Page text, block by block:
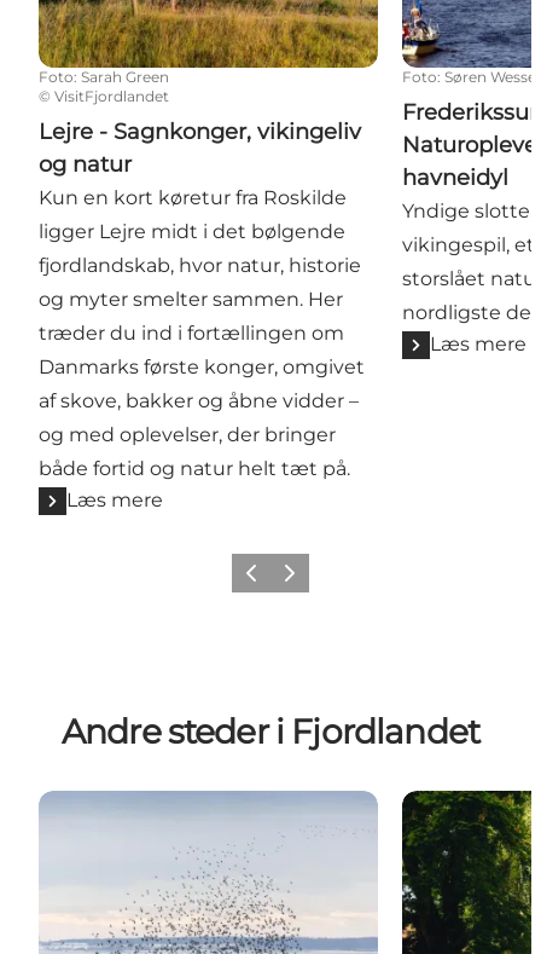
Foto: Sarah Green
© VisitFjordlandet
Lejre - Sagnkonger, vikingeliv
og natur
Kun en kort køretur fra Roskilde
ligger Lejre midt i det bølgende
fjordlandskab, hvor natur, historie
og myter smelter sammen. Her
træder du ind i fortællingen om
Danmarks første konger, omgivet
af skove, bakker og åbne vidder –
og med oplevelser, der bringer
både fortid og natur helt tæt på.
Læs mere
Foto: Søren
havneidyl
Yndige
vikingespil,
storslået
nordligste
Læs mere
Forrige billede
Næste billede
Andre steder i Fjordlandet
Nationalpark Skjoldungernes Land Hornsherred